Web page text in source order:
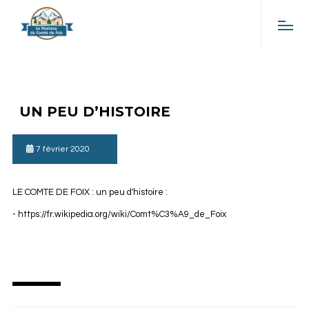
UN PEU D’HISTOIRE
7 février 2020
LE COMTE DE FOIX : un peu d'histoire :
- https://fr.wikipedia.org/wiki/Comt%C3%A9_de_Foix